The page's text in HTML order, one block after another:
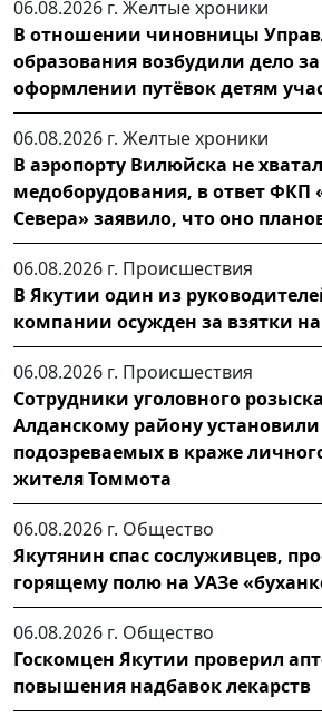
06.08.2026 г. Желтые хроники
В отношении чиновницы
образования возбудили дело
оформлении путёвок детям
06.08.2026 г. Желтые хроники
В аэропорту Вилюйска не
медоборудования, в ответ ФКП
Севера» заявило, что оно
06.08.2026 г. Происшествия
В Якутии один из
компании осужден за взятки
06.08.2026 г. Происшествия
Сотрудники уголовного
Алданскому району
подозреваемых в краже
жителя Томмота
06.08.2026 г. Общество
Якутянин спас сослуживцев,
горящему полю на УАЗе
06.08.2026 г. Общество
Госкомцен Якутии проверил
повышения надбавок лекарств